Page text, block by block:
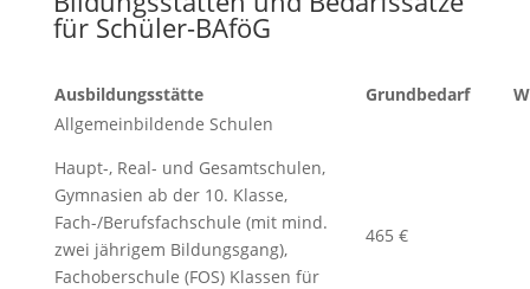
für Schüler-BAföG
Ausbildungsstätte Grundbedarf
Allgemeinbildende Schulen
Haupt-, Real- und Gesamtschulen,
Gymnasien ab der 10. Klasse,
Fach-/Berufsfachschule (mit mind.
zwei jährigem Bildungsgang),
Fachoberschule (FOS) Klassen für
465 €